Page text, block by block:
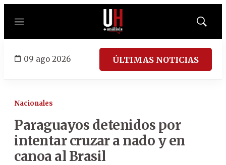
Menú
Mostrar
09 ago 2026 ÚLTIMAS NOTICIAS
Nacionales
Paraguayos detenidos por
intentar cruzar a nado y en
canoa al Brasil